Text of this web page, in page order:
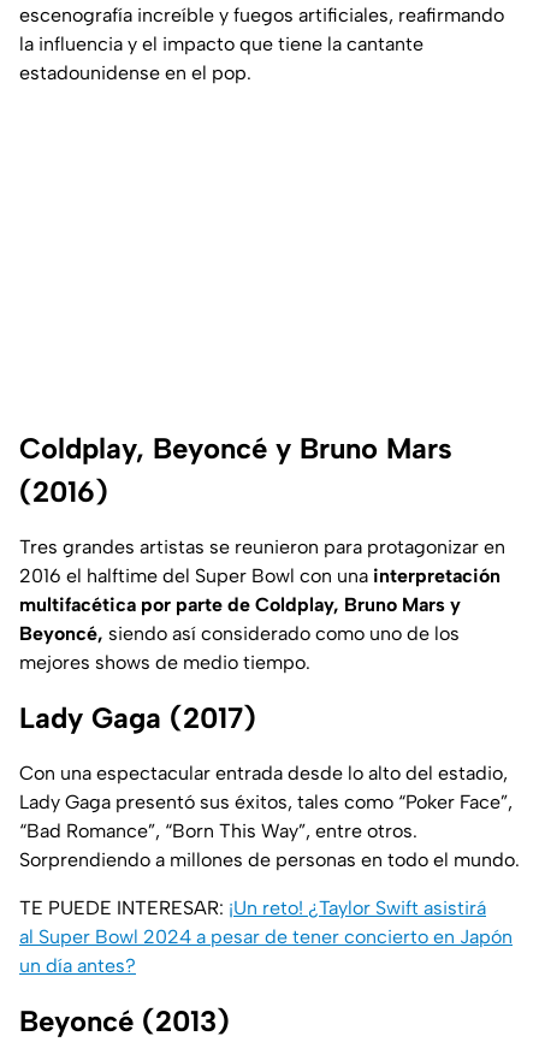
escenografía increíble y fuegos artificiales, reafirmando
la influencia y el impacto que tiene la cantante
estadounidense en el pop.
Coldplay, Beyoncé y Bruno Mars
(2016)
Tres grandes artistas se reunieron para protagonizar en
2016 el halftime del Super Bowl con una interpretación
multifacética por parte de Coldplay, Bruno Mars y
Beyoncé, siendo así considerado como uno de los
mejores shows de medio tiempo.
Lady Gaga (2017)
Con una espectacular entrada desde lo alto del estadio,
Lady Gaga presentó sus éxitos, tales como “Poker Face”,
“Bad Romance”, “Born This Way”, entre otros.
Sorprendiendo a millones de personas en todo el mundo.
TE PUEDE INTERESAR: ¡Un reto! ¿Taylor Swift asistirá
al Super Bowl 2024 a pesar de tener concierto en Japón
un día antes?
Beyoncé (2013)